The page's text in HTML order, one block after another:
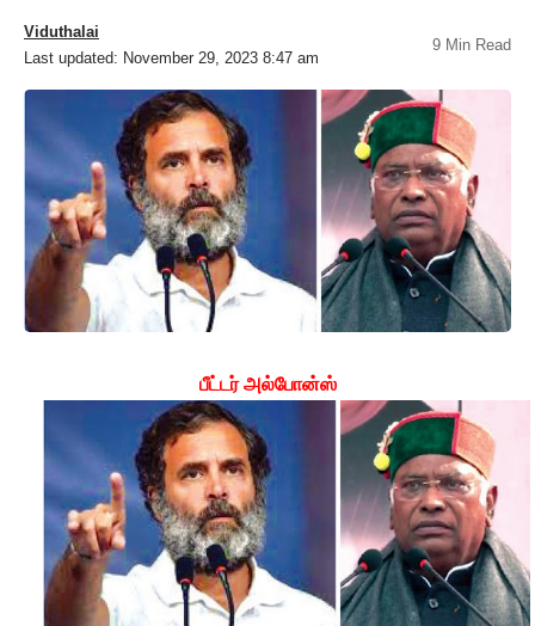
Last updated: November 29, 2023 8:47 am
Viduthalai
9 Min Read
பீட்டர் அல்போன்ஸ்